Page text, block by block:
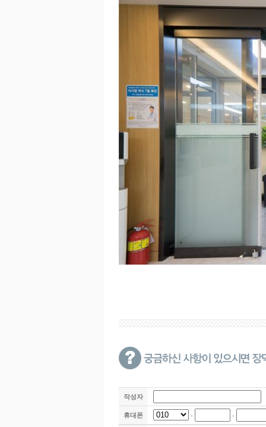
작성자
휴대폰 - -